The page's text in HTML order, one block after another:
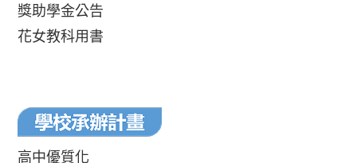
獎助學金公告
花女教科用書
高中優質化